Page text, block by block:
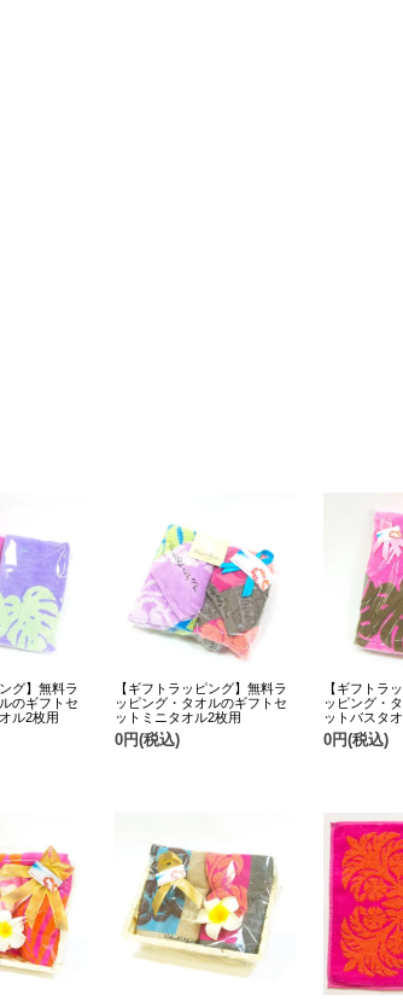
グ】無料ラ
のギフトセ
ル2枚用
【ギフトラッピング】無料ラ
ッピング・タオルのギフトセ
ットミニタオル2枚用
0円(税込)
【ギフトラ
ッピング・
ットバスタ
0円(税込)